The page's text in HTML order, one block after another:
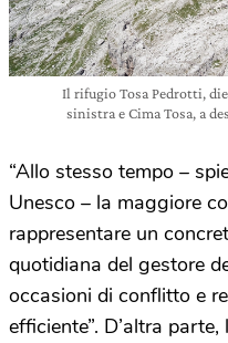
Il rifugio Tosa Pedrotti,
sinistra e Cima Tosa, a
“Allo stesso tempo –
Unesco – la maggiore
rappresentare un
quotidiana del gestore
occasioni di conflitto e
efficiente”. D’altra parte,